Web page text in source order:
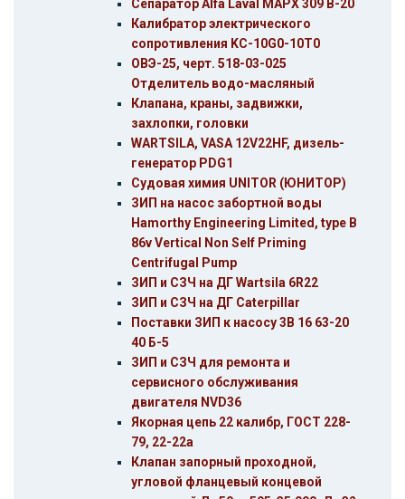
Сепаратор Alfa Laval MAPX 309 B-20
Калибратор электрического
сопротивления KC-10G0-10T0
ОВЭ-25, черт. 518-03-025
Отделитель водо-масляный
Клапана, краны, задвижки,
захлопки, головки
WARTSILA, VASA 12V22HF, дизель-
генератор PDG1
Судовая химия UNITOR (ЮНИТОР)
ЗИП на насос забортной воды
Hamorthy Engineering Limited, type B
86v Vertical Non Self Priming
Centrifugal Pump
ЗИП и СЗЧ на ДГ Wartsila 6R22
ЗИП и СЗЧ на ДГ Caterpillar
Поставки ЗИП к насосу 3В 16 63-20
40 Б-5
ЗИП и СЗЧ для ремонта и
сервисного обслуживания
двигателя NVD36
Якорная цепь 22 калибр, ГОСТ 228-
79, 22-22а
Клапан запорный проходной,
угловой фланцевый концевой